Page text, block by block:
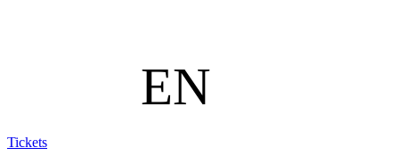
Tickets